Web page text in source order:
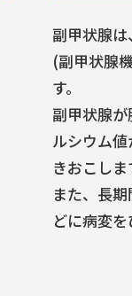
副甲状腺
(副甲状腺
す。
副甲状腺
ルシウム
きおこし
また、長
どに病変